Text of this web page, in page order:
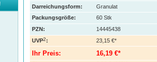
Darreichungsform:
Granulat
Packungsgröße:
60 Stk
PZN:
14445438
UVP2: 23,15 €*
Ihr Preis: 16,19 €*